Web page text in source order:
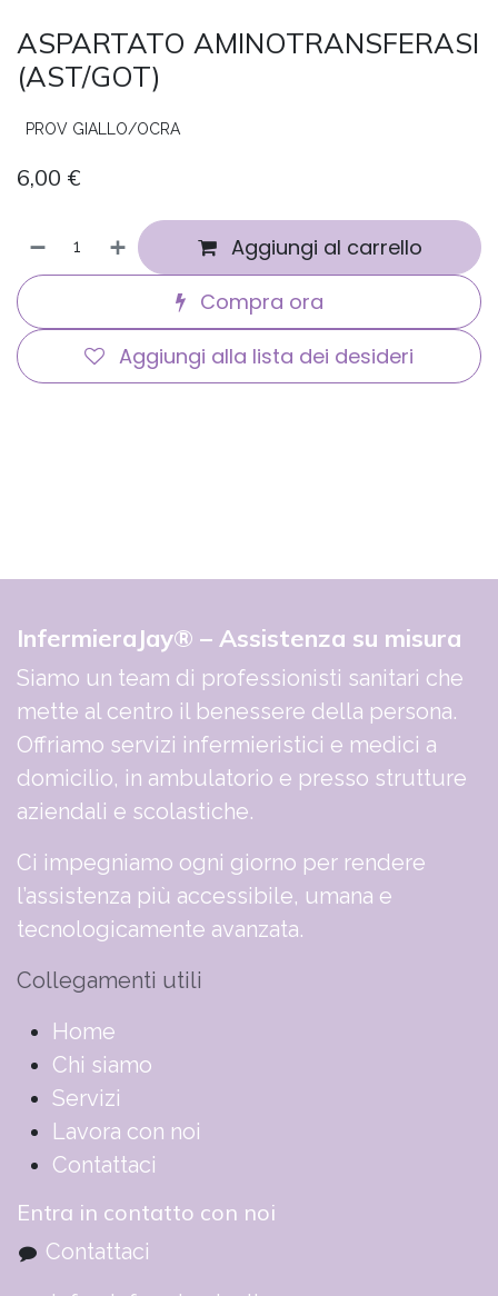
ASPARTATO AMINOTRANSFERASI
(AST/GOT)
PROV GIALLO/OCRA
6,00 €
Aggiungi al carrello
Compra ora
Aggiungi alla lista dei desideri
InfermieraJay® – Assistenza su misura
Siamo un team di professionisti sanitari che
mette al centro il benessere della persona.
Offriamo servizi infermieristici e medici a
domicilio, in ambulatorio e presso strutture
aziendali e scolastiche.
Ci impegniamo ogni giorno per rendere
l’assistenza più accessibile, umana e
tecnologicamente avanzata.
Collegamenti utili
​​​​​​​​​​​​​​​​H​o​m​e
Chi siamo
Servizi
Lavora con noi
Contattaci
Entra in contatto con noi
Contattaci